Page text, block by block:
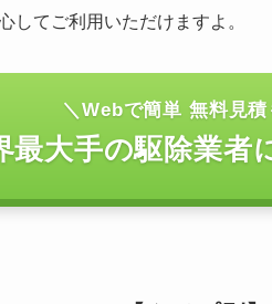
してご利用いただけますよ。
＼Webで簡単 無料見積
最大手の駆除業者